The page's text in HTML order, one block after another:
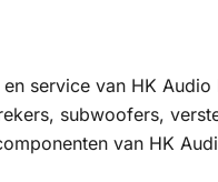
service van HK
subwoofers,
van HK